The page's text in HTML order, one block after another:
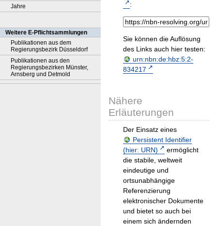
Jahre
Weitere E-Pflichtsammlungen
Publikationen aus dem
Regierungsbezirk Düsseldorf
Publikationen aus den
Regierungsbezirken Münster,
Arnsberg und Detmold
:
Sie können die Auflösung
des Links auch hier testen:
urn:nbn:de:hbz:5:2-
834217
Nähere
Erläuterungen
Der Einsatz eines
Persistent Identifier
(hier: URN)
ermöglicht
die stabile, weltweit
eindeutige und
ortsunabhängige
Referenzierung
elektronischer Dokumente
und bietet so auch bei
einem sich ändernden